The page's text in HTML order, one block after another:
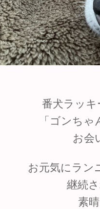
番犬ラッ
「ゴンち
お会
お元気にラン
継続
素